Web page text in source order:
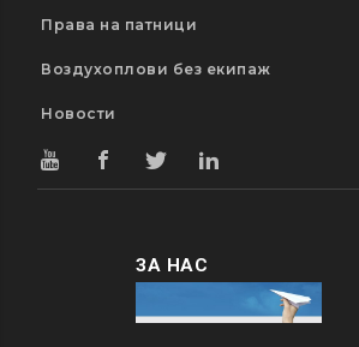
Права на патници
Воздухоплови без екипаж
Новости
ЗА НАС